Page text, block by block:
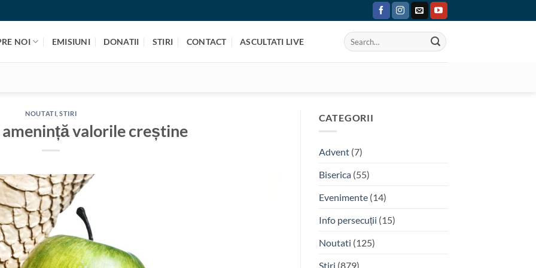
NOI EMISIUNI DONATII STIRI CONTACT ASCULTATI LIVE
NOUTATI ,STIRI
valorile creștine
CATEGORII
Advent(7)
Biserica(55)
Evenimente(14)
Info persecuții (15)
Noutati (125)
Stiri (879)